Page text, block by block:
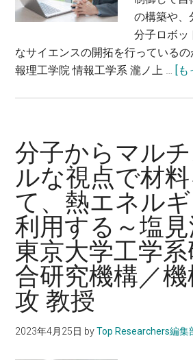
目
す
～
東
京
学
生
産
技
術
研
究
所
の構築や、
分子ロボッ
なサイエンスの開拓を行っている
報理工学院 情報工学系 瀧ノ上 …
[
分子からマル
ルな視点で材
て、熱エネル
利用する～塩見
東京大学工学
合研究機構／
攻 教授
2023年4月25日 byTop Researchers編集